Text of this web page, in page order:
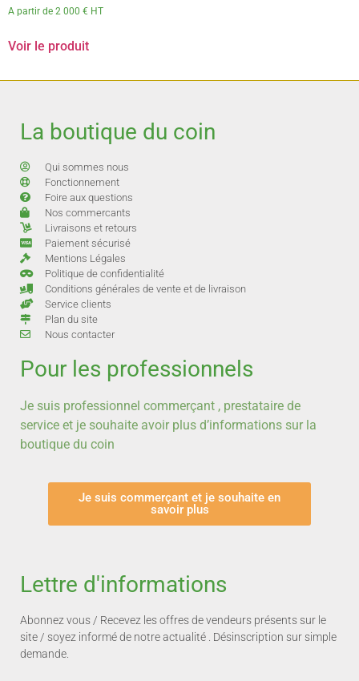
A partir de 2 000 € HT
Voir le produit
La boutique du coin
Qui sommes nous
Fonctionnement
Foire aux questions
Nos commercants
Livraisons et retours
Paiement sécurisé
Mentions Légales
Politique de confidentialité
Conditions générales de vente et de livraison
Service clients
Plan du site
Nous contacter
Pour les professionnels
Je suis professionnel commerçant , prestataire de
service et je souhaite avoir plus d’informations sur la
boutique du coin
Je suis commerçant et je souhaite en
savoir plus
Lettre d'informations
Abonnez vous / Recevez les offres de vendeurs présents sur le
site / soyez informé de notre actualité . Désinscription sur simple
demande.